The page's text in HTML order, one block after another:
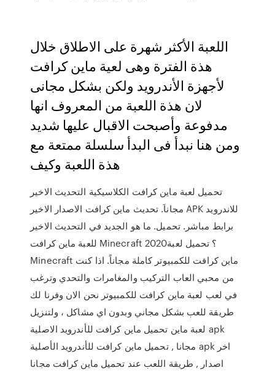
اللعبة الأكثر شهرة على الاطلاق خلال
هذة الفترة وهى لعية ماين كرافت
لأجهزة الأندرويد ولكن بشكل مجانى
لان هذة اللعبة من المعروف انها
مدفوعة وأصبحت الاقبال عليها شديد
ومن هنا نبدأ فى البدأ سلسلة ممتعة مع
هذة اللعبة وكيف
تحميل لعبة ماين كرافت الكلاسيكية التحديث الاخير
مجاناَ. تحديث ماين كرافت الاصدار الاخير APK للاندرويد
برابط مباشر. تحميل. ما هو الجديد في التحديث الاخير
للعبة ماين كرافت Minecraft 2020؟ تحميل لعبة
Minecraft ماين كرافت للكمبيوتر كاملة مجاناً. اذا كنت
من محبي العاب التركيب والمغامرات والتحدي وترغب
في لعب لعبة ماين كرافت للكمبيوتر نحن الان وفرنا لك
طريقة للعب بشكل مجاني وبدون اي مشاكل ، ولتنزيل
لعبة ماين تحميل ماين كرافت للأندرويد الاصلية apk
مجانا , تحميل ماين كرافت للأندرويد الأصلية apk اخر
اصدار , طريقة اللعب عند تحميل ماين كرافت مجانا